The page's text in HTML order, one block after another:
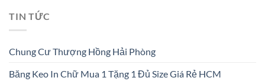
TIN TỨC
Chung Cư Thượng Hồng Hải Phòng
Băng Keo In Chữ Mua 1 Tặng 1 Đủ Size Giá Rẻ HCM